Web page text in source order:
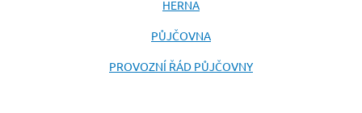
HERNA
PŮJČOVNA
PROVOZNÍ ŘÁD PŮJČOVNY